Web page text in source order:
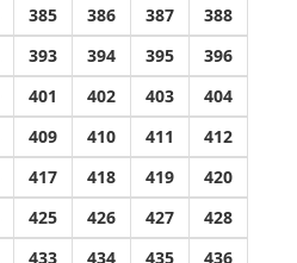
385 386 387
388
393 394 395
396
401 402 403
404
409 410 411
412
417 418 419
420
425 426 427
428
433 434 435
436